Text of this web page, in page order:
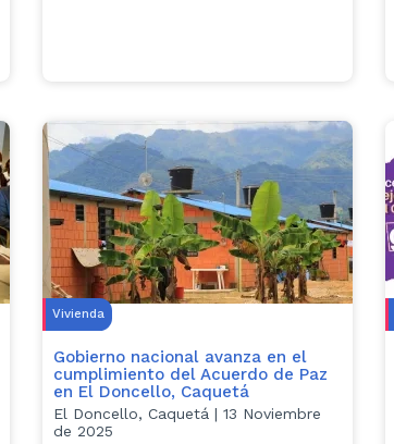
Vivienda
Gobierno nacional avanza en el
cumplimiento del Acuerdo de Paz
en El Doncello, Caquetá
El Doncello, Caquetá | 13 Noviembre
de 2025